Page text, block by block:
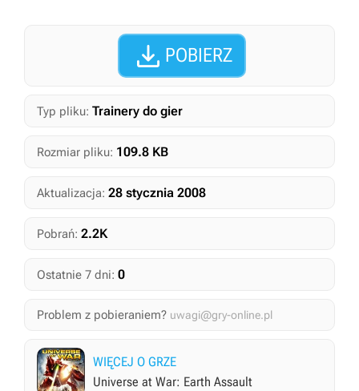
 POBIERZ
Typ pliku: Trainery do gier
Rozmiar pliku: 109.8 KB
Aktualizacja: 28 stycznia 2008
Pobrań: 2.2K
Ostatnie 7 dni: 0
Problem z pobieraniem? uwagi@gry-online.pl
WIĘCEJ O GRZE
Universe at War: Earth Assault